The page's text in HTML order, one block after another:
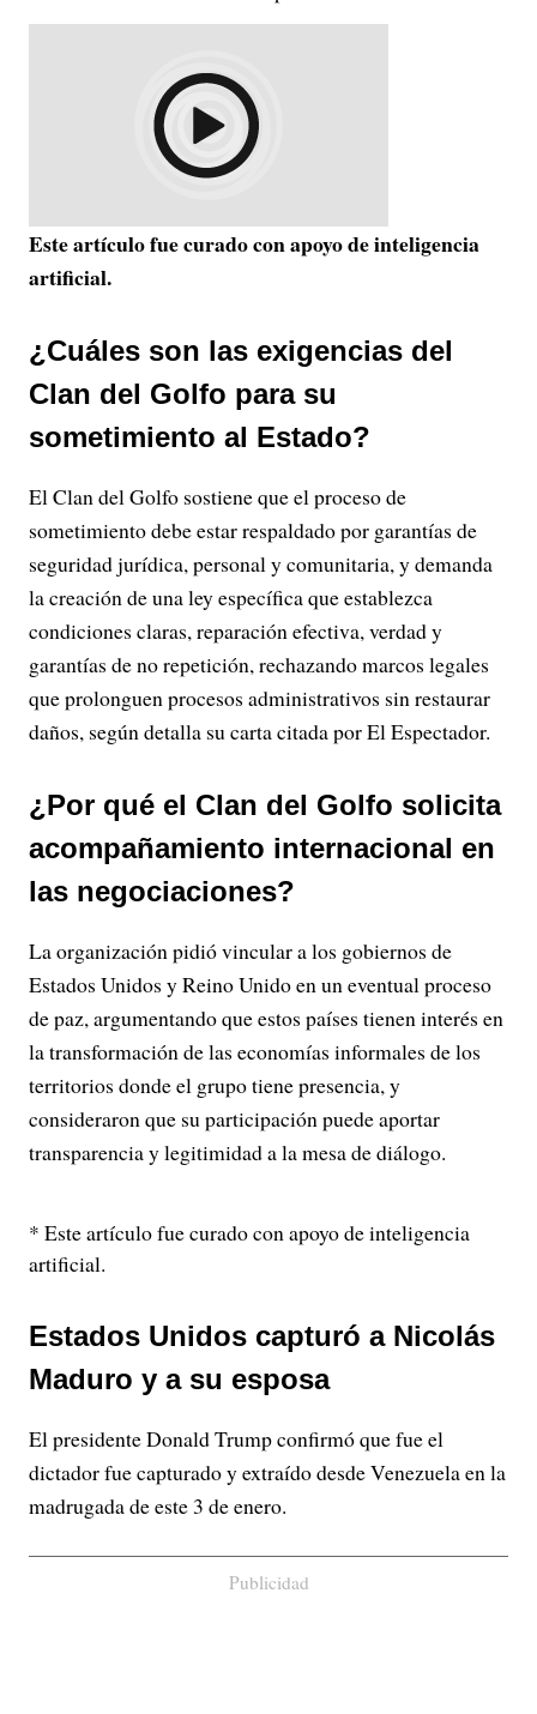
Este artículo fue curado con apoyo de inteligencia
artificial.
¿Cuáles son las exigencias del
Clan del Golfo para su
sometimiento al Estado?
El Clan del Golfo sostiene que el proceso de
sometimiento debe estar respaldado por garantías de
seguridad jurídica, personal y comunitaria, y demanda
la creación de una ley específica que establezca
condiciones claras, reparación efectiva, verdad y
garantías de no repetición, rechazando marcos legales
que prolonguen procesos administrativos sin restaurar
daños, según detalla su carta citada por El Espectador.
¿Por qué el Clan del Golfo solicita
acompañamiento internacional en
las negociaciones?
La organización pidió vincular a los gobiernos de
Estados Unidos y Reino Unido en un eventual proceso
de paz, argumentando que estos países tienen interés en
la transformación de las economías informales de los
territorios donde el grupo tiene presencia, y
consideraron que su participación puede aportar
transparencia y legitimidad a la mesa de diálogo.
* Este artículo fue curado con apoyo de inteligencia
artificial.
Estados Unidos capturó a Nicolás
Maduro y a su esposa
El presidente Donald Trump confirmó que fue el
dictador fue capturado y extraído desde Venezuela en la
madrugada de este 3 de enero.
Publicidad